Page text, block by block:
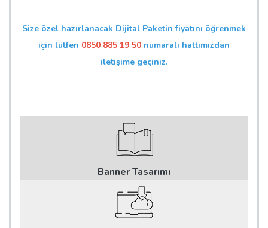
Size özel hazırlanacak Dijital Paketin fiyatını öğrenmek
için lütfen 0850 885 19 50 numaralı hattımızdan
iletişime geçiniz.
Banner Tasarımı